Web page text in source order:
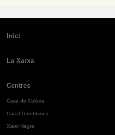
Inici
La Xarxa
Centres
Casa de Cultura
Casal Torreblanca
Xalet Negre